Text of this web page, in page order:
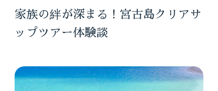
家族の絆が深まる！宮古島クリアサ
ップツアー体験談